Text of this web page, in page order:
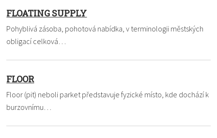
FLOATING SUPPLY
Pohyblivá zásoba, pohotová nabídka, v terminologii městských
obligací celková…
FLOOR
Floor (pit) neboli parket představuje fyzické místo, kde dochází k
burzovnímu…